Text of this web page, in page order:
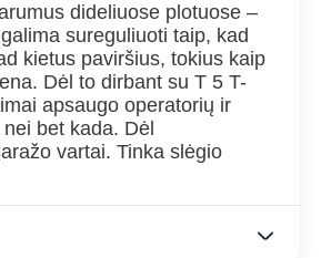
dideliuose plotuose –
sureguliuoti taip, kad
kietus paviršius, tokius kaip
Dėl to dirbant su T 5 T-
apsaugo operatorių ir
bet kada. Dėl
vartai. Tinka slėgio